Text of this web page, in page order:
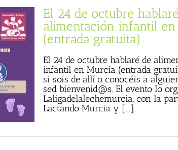
El 24 de octubre
alimentación infantil
(entrada gratuita)
El 24 de octubre hablaré de
infantil en Murcia (entrada
si sois de allí o conocéis a
sed bienvenid@s. El evento lo
Laligadelalechemurcia, con la
Lactando Murcia y [...]